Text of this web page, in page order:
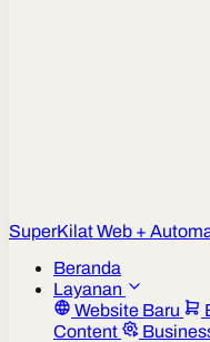
SuperKilatWeb +
Beranda
Layanan
Website Baru
Content